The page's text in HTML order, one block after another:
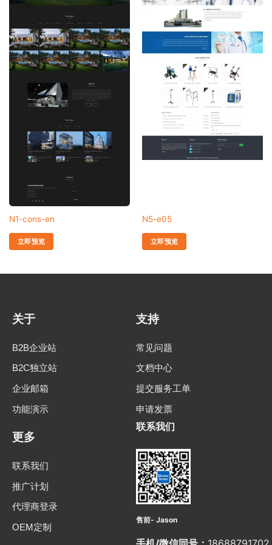
N1-cons-en
立即预览
N5-e05
立即预览
关于
B2B企业站
B2C独立站
企业邮箱
功能演示
支持
常见问题
文档中心
提交服务工单
申请发票
更多
联系我们
推广计划
代理商登录
OEM定制
联系我们
售前- Jason